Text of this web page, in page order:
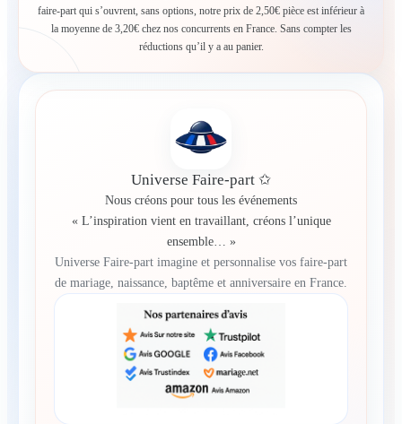
faire-part qui s’ouvrent, sans options, notre prix de 2,50€ pièce est inférieur à
la moyenne de 3,20€ chez nos concurrents en France. Sans compter les
réductions qu’il y a au panier.
Universe Faire-part ✩
Nous créons pour tous les événements
« L’inspiration vient en travaillant, créons l’unique
ensemble… »
Universe Faire-part imagine et personnalise vos faire-part
de mariage, naissance, baptême et anniversaire en France.